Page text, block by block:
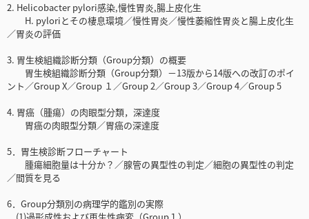
2. Helicobacter pylori感染,慢性胃炎,腸上皮化生
H. pyloriとその棲息環境／慢性胃炎／慢性萎縮性胃炎と腸上皮化生
／胃炎の評価
3. 胃生検組織診断分類（Group分類）の概要
胃生検組織診断分類（Group分類）－13版から14版への改訂のポイ
ント／Group X／Group １／Group 2／Group 3／Group 4／Group 5
4. 胃癌（腫瘍）の肉眼型分類，深達度
胃癌の肉眼型分類／胃癌の深達度
5．胃生検診断フローチャート
腫瘍細胞量は十分か？／腺管の異型性の判定／細胞の異型性の判定
／間質を見る
6．Group分類別の病理学的鑑別の実際